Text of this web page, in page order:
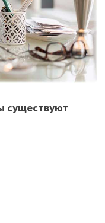
существуют